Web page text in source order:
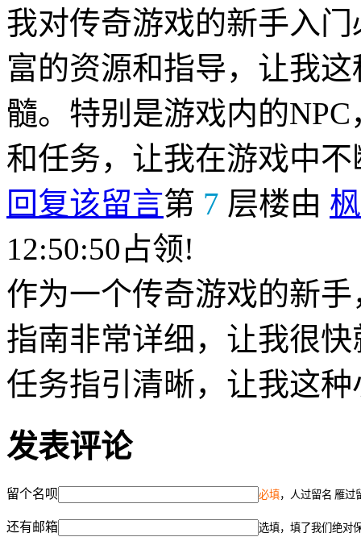
我对传奇游戏的新手入
富的资源和指导，让我
髓。特别是游戏内的
和任务，让我在游戏中
回复该留言第 7 层楼由
12:50:50占领!
作为一个传奇游戏的新
指南非常详细，让我很
任务指引清晰，让我这
发表评论
留个名呗 必填，人过留名 雁过
还有邮箱 选填，填了我们绝对